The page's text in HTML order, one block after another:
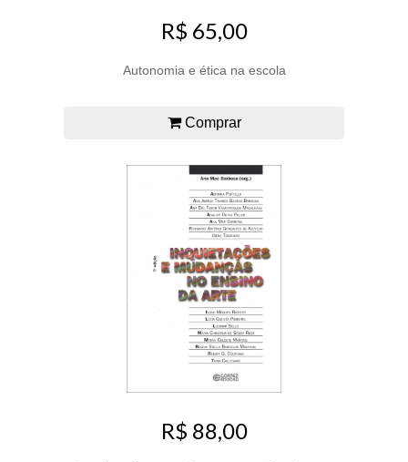
R$ 65,00
Autonomia e ética na escola
Comprar
R$ 88,00